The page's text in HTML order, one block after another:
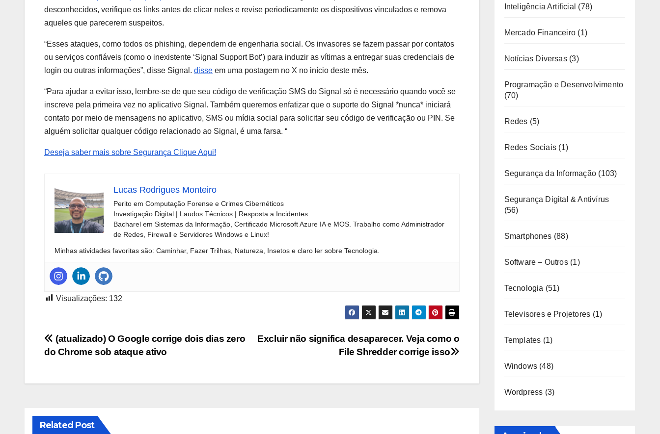
desconhecidos, verifique os links antes de clicar neles e revise periodicamente os dispositivos vinculados e remova
aqueles que parecerem suspeitos.
“Esses ataques, como todos os phishing, dependem de engenharia social. Os invasores se fazem passar por contatos
ou serviços confiáveis ​​(como o inexistente ‘Signal Support Bot’) para induzir as vítimas a entregar suas credenciais de
login ou outras informações”, disse Signal. disse em uma postagem no X no início deste mês.
“Para ajudar a evitar isso, lembre-se de que seu código de verificação SMS do Signal só é necessário quando você se
inscreve pela primeira vez no aplicativo Signal. Também queremos enfatizar que o suporte do Signal *nunca* iniciará
contato por meio de mensagens no aplicativo, SMS ou mídia social para solicitar seu código de verificação ou PIN. Se
alguém solicitar qualquer código relacionado ao Signal, é uma farsa. “
Deseja saber mais sobre Segurança Clique Aqui!
Lucas Rodrigues Monteiro
Perito em Computação Forense e Crimes Cibernéticos
Investigação Digital | Laudos Técnicos | Resposta a Incidentes
Bacharel em Sistemas da Informação, Certificado Microsoft Azure IA e MOS. Trabalho como Administrador
de Redes, Firewall e Servidores Windows e Linux!
Minhas atividades favoritas são: Caminhar, Fazer Trilhas, Natureza, Insetos e claro ler sobre Tecnologia.
Visualizações: 132
Navegação
Post
Excluir não significa desaparecer. Veja como o
File Shredder corrige isso
(atualizado) O Google corrige dois dias zero
do Chrome sob ataque ativo
Related Post
Inteligência Artificial (78)
Mercado Financeiro (1)
Notícias Diversas(3)
Programação e Desenvolvimento
(70)
Redes (5)
Redes Sociais (1)
Segurança da Informação (103)
Segurança Digital & Antivírus
(56)
Smartphones (88)
Software – Outros(1)
Tecnologia (51)
Televisores e Projetores (1)
Templates (1)
Windows(48)
Wordpress (3)